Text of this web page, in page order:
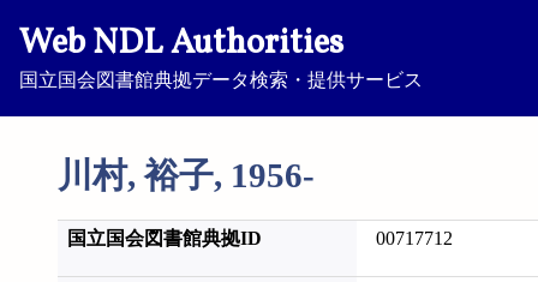
Web NDL Authorities
国立国会図書館典拠データ検索・提供サービス
川村, 裕子, 1956-
国立国会図書館典拠ID 00717712